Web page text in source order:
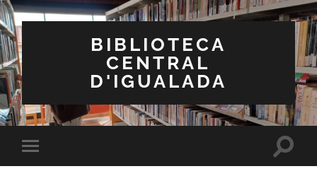
BIBLIOTECA
CENTRAL
D'IGUALADA
Toggle
mobile
Toggle